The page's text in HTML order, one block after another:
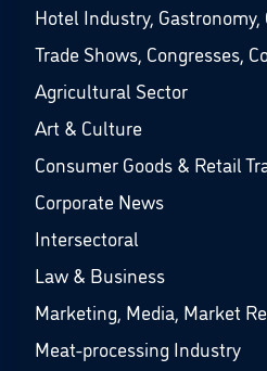
Hotel Industry, Gastronomy,
Trade Shows, Congresses,
Agricultural Sector
Art & Culture
Consumer Goods & Retail
Corporate News
Intersectoral
Law & Business
Marketing, Media, Market
Meat-processing Industry